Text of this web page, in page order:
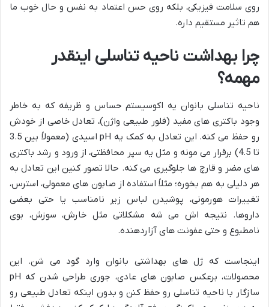
روی سلامت فیزیکی، بلکه روی حس اعتماد به نفس و حال خوب ما
هم تاثیر مستقیم داره.
چرا بهداشت ناحیه تناسلی اینقدر
مهمه؟
ناحیه تناسلی بانوان یه اکوسیستم حساس و ظریفه که به خاطر
وجود باکتری های مفید (فلور طبیعی واژن)، تعادل خاصی از خودش
رو حفظ می کنه. این تعادل به کمک یه pH اسیدی (معمولاً بین 3.5
تا 4.5) برقرار می مونه و مثل یه سپر محافظتی، از ورود و رشد باکتری
های مضر و قارچ ها جلوگیری می کنه. حالا تصور کنین این تعادل به
هر دلیلی به هم بخوره؛ مثلاً استفاده از صابون های معمولی، استرس،
تغییرات هورمونی، پوشیدن لباس زیر نامناسب یا حتی بعضی
داروها. نتیجه اش می شه مشکلاتی مثل خارش، سوزش، بوی
نامطبوع و حتی عفونت های آزاردهنده.
اینجاست که ژل های بهداشتی بانوان وارد گود می شن. این
محصولات، برعکس صابون های عادی، جوری طراحی شدن که pH
سازگار با ناحیه تناسلی رو حفظ کنن و بدون اینکه تعادل طبیعی رو